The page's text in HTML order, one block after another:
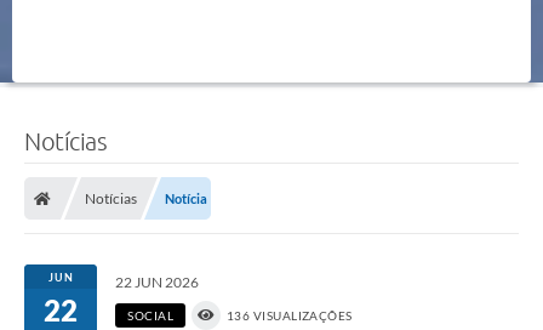
Notícias
Notícias Notícia
JUN
22
22 JUN 2026
SOCIAL 136 VISUALIZAÇÕES